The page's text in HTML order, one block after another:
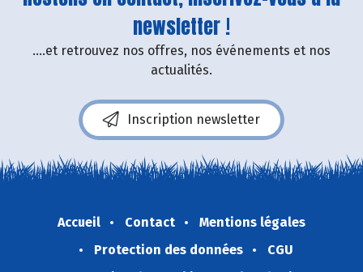
newsletter !
....et retrouvez nos offres, nos événements et nos
actualités.
Inscription newsletter
Accueil Contact
Mentions légales
Protection des données
CGU